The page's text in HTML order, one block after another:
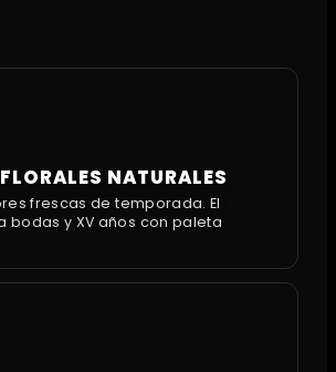
NATURALES
frescas de temporada. El
bodas y XV años con paleta